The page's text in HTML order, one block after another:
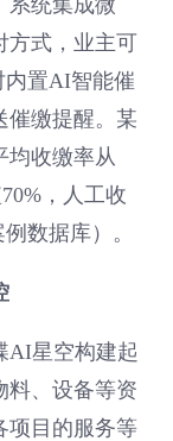
系统集成微
方式，业主可
内置AI智能催
催缴提醒。某
均收缴率从
，人工收
数据库）。
AI星空构建起
料、设备等资
项目的服务等